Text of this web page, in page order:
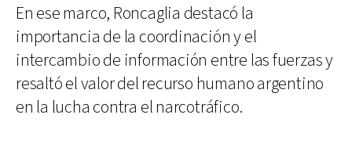
En ese marco, Roncaglia destacó la
importancia de la coordinación y el
intercambio de información entre las fuerzas y
resaltó el valor del recurso humano argentino
en la lucha contra el narcotráfico.